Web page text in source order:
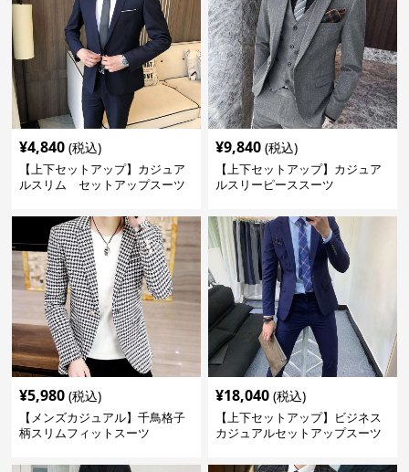
¥4,840 (税込)
【上下セットアップ】カジュア
ルスリム セットアップスーツ
¥9,840 (税込)
【上下セットアップ】カジュア
ルスリーピーススーツ
¥5,980 (税込)
【メンズカジュアル】千鳥格子
柄スリムフィットスーツ
¥18,040 (税込)
【上下セットアップ】ビジネス
カジュアルセットアップスーツ